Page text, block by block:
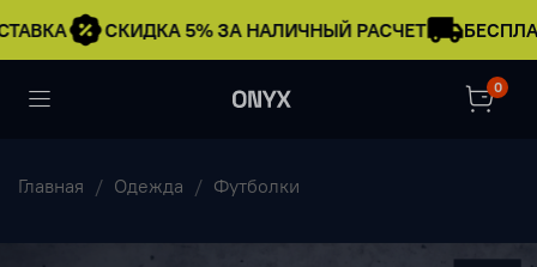
СКИДКА 5% ЗА НАЛИЧНЫЙ РАСЧЕТ
0
Главная Одежда Футболки